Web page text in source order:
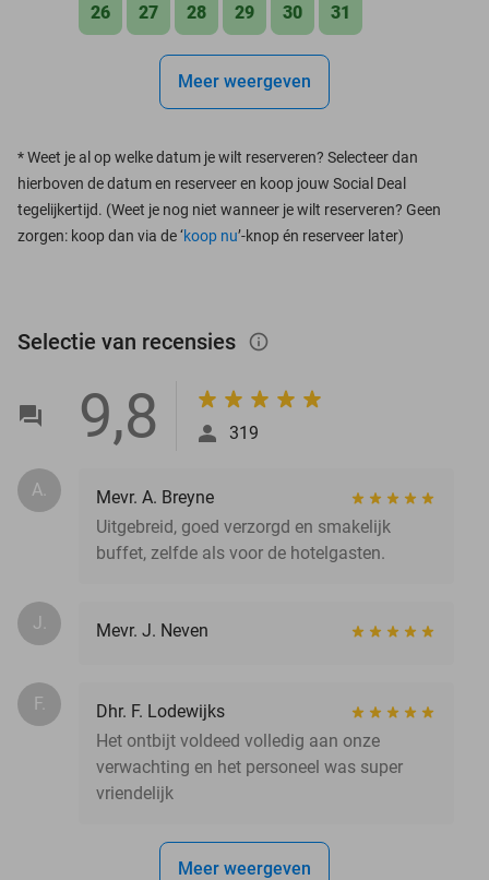
26 27 28 29 30 31
Meer weergeven
*Weet je al op welke datum je wilt reserveren? Selecteer dan
hierboven de datum en reserveer en koop jouw Social Deal
tegelijkertijd. (Weet je nog niet wanneer je wilt reserveren? Geen
zorgen: koop dan via de ‘koop nu’-knop én reserveer later)
Selectie van recensies info_outlined
9,8 319
A.
Mevr. A. Breyne
Uitgebreid, goed verzorgd en smakelijk
buffet, zelfde als voor de hotelgasten.
J. Mevr. J. Neven
F.
Dhr. F. Lodewijks
Het ontbijt voldeed volledig aan onze
verwachting en het personeel was super
vriendelijk
Meer weergeven